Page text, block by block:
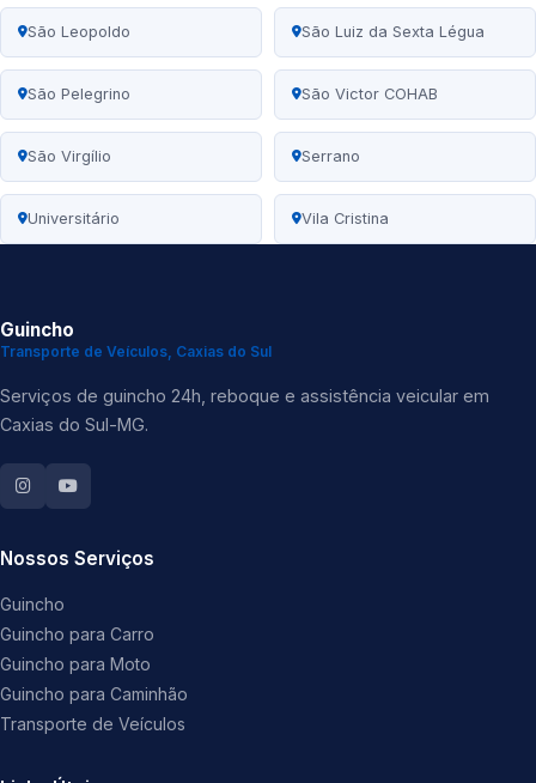
São Leopoldo São Luiz da Sexta Légua
São Pelegrino São Victor COHAB
São Virgílio Serrano
Universitário Vila Cristina
Guincho
Transporte de Veículos, Caxias do Sul
Serviços de guincho 24h, reboque e assistência veicular em
Caxias do Sul-MG.
Nossos Serviços
Guincho
Guincho para Carro
Guincho para Moto
Guincho para Caminhão
Transporte de Veículos